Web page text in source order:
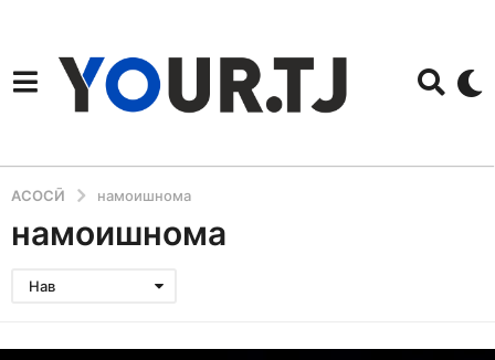
АСОСӢ намоишнома
намоишнома
Нав